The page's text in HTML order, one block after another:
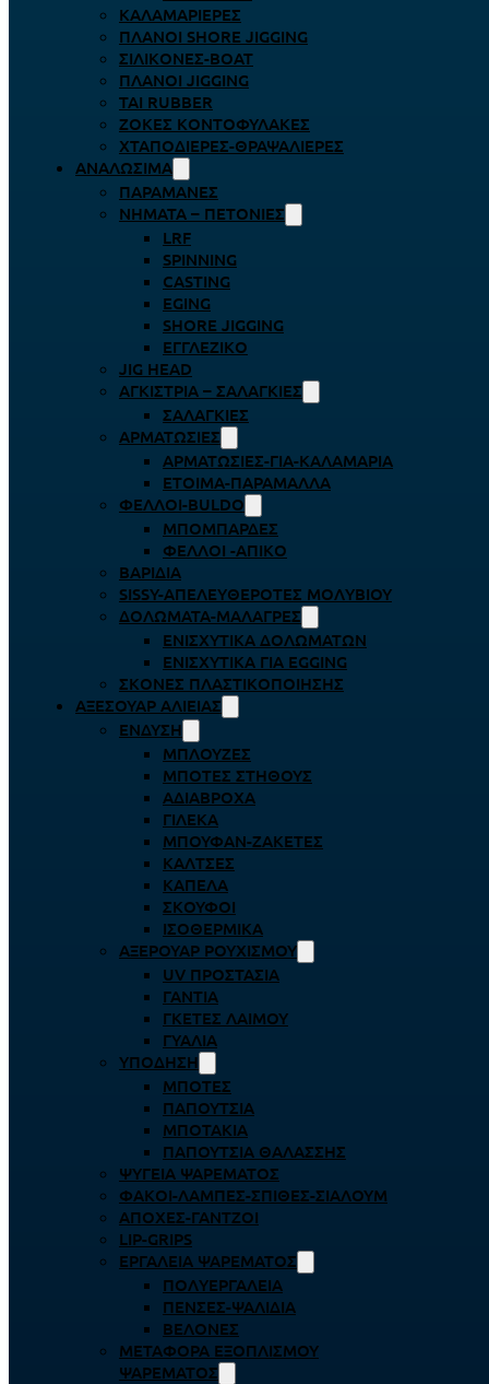
ΚΑΛΑΜΑΡΙΈΡΕΣ
ΠΛΆΝΟΙ SHORE JIGGING
ΣΙΛΙΚΌΝΕΣ-BOAT
ΠΛΆΝΟΙ JIGGING
TAI RUBBER
ΖΌΚΕΣ ΚΟΝΤΟΦΎΛΑΚΕΣ
ΧΤΑΠΟΔΙΈΡΕΣ-ΘΡΑΨΑΛΙΈΡΕΣ
ΑΝΑΛΏΣΙΜΑ
ΠΑΡΑΜΆΝΕΣ
ΝΉΜΑΤΑ – ΠΕΤΟΝΙΈΣ
LRF
SPINNING
CASTING
EGING
SHORE JIGGING
ΕΓΓΛΈΖΙΚΟ
JIG HEAD
ΑΓΚΊΣΤΡΙΑ – ΣΑΛΑΓΚΙΈΣ
ΣΑΛΑΓΚΙΈΣ
ΑΡΜΑΤΩΣΙΈΣ
ΑΡΜΑΤΩΣΙΈΣ-ΓΙΑ-ΚΑΛΑΜΆΡΙΑ
ΈΤΟΙΜΑ-ΠΑΡΆΜΑΛΛΑ
ΦΕΛΛΟΊ-BULDO
ΜΠΟΜΠΆΡΔΕΣ
ΦΕΛΛΟΊ -ΑΠΊΚΟ
ΒΑΡΊΔΙΑ
SISSY-ΑΠΕΛΕΥΘΕΡΟΤΈΣ ΜΟΛΥΒΙΟΎ
ΔΟΛΏΜΑΤΑ-ΜΑΛΆΓΡΕΣ
ΕΝΙΣΧΥΤΙΚΆ ΔΟΛΩΜΆΤΩΝ
ΕΝΙΣΧΥΤΙΚΆ ΓΙΑ EGGING
ΣΚΌΝΕΣ ΠΛΑΣΤΙΚΟΠΟΊΗΣΗΣ
ΑΞΕΣΟΥΆΡ ΑΛΙΕΊΑΣ
ΈΝΔΥΣΗ
ΜΠΛΟΎΖΕΣ
ΜΠΌΤΕΣ ΣΤΉΘΟΥΣ
ΑΔΙΆΒΡΟΧΑ
ΓΙΛΈΚΑ
ΜΠΟΥΦΆΝ-ΖΑΚΈΤΕΣ
ΚΆΛΤΣΕΣ
ΚΑΠΈΛΑ
ΣΚΟΎΦΟΙ
ΙΣΟΘΕΡΜΙΚΆ
ΑΞΕΡΟΥΆΡ ΡΟΥΧΙΣΜΟΎ
UV ΠΡΟΣΤΑΣΊΑ
ΓΆΝΤΙΑ
ΓΚΈΤΕΣ ΛΑΊΜΟΥ
ΓΥΑΛΙΆ
ΥΠΌΔΗΣΗ
ΜΠΌΤΕΣ
ΠΑΠΟΎΤΣΙΑ
ΜΠΟΤΆΚΙΑ
ΠΑΠΟΎΤΣΙΑ ΘΑΛΆΣΣΗΣ
ΨΥΓΕΊΑ ΨΑΡΈΜΑΤΟΣ
ΦΑΚΟΊ-ΛΆΜΠΕΣ-ΣΠΊΘΕΣ-ΣΊΑΛΟΥΜ
ΑΠΌΧΕΣ-ΓΆΝΤΖΟΙ
LIP-GRIPS
EΡΓΑΛΕΊΑ ΨΑΡΈΜΑΤΟΣ
ΠΟΛΥΕΡΓΑΛΕΊΑ
ΠΈΝΣΕΣ-ΨΑΛΊΔΙΑ
ΒΕΛΌΝΕΣ
ΜΕΤΑΦΟΡΆ ΕΞΟΠΛΙΣΜΟΎ
ΨΑΡΈΜΑΤΟΣ